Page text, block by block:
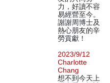
力，好讀不容
易經營至今。
謝謝周博士及
熱心朋友的辛
勞貢獻！
2023/9/12
Charlotte
Chang
想不到今天上